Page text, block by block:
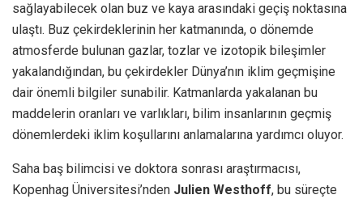
sağlayabilecek olan buz ve kaya arasındaki geçiş noktasına
ulaştı. Buz çekirdeklerinin her katmanında, o dönemde
atmosferde bulunan gazlar, tozlar ve izotopik bileşimler
yakalandığından, bu çekirdekler Dünya’nın iklim geçmişine
dair önemli bilgiler sunabilir. Katmanlarda yakalanan bu
maddelerin oranları ve varlıkları, bilim insanlarının geçmiş
dönemlerdeki iklim koşullarını anlamalarına yardımcı oluyor.
Saha baş bilimcisi ve doktora sonrası araştırmacısı,
Kopenhag Üniversitesi’nden Julien Westhoff, bu süreçte